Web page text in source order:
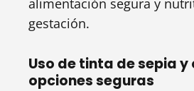
alimentación segura y
gestación.
Uso de tinta de sepia
opciones seguras